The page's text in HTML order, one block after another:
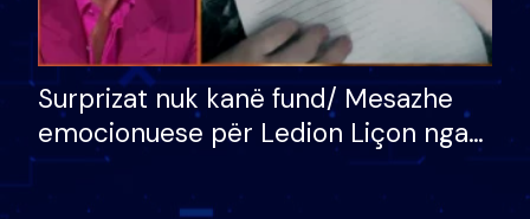
Surprizat nuk kanë fund/ Mesazhe
emocionuese për Ledion Liçon nga
nëna dhe fëmijët e tij, moderatori
nuk i mban dot lotët: Nuk meritoj…